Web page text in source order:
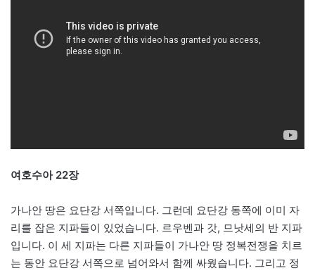
여호수아 22장
가나안 땅은 요단강 서쪽입니다. 그런데 요단강 동쪽에 이미 자
리를 잡은 지파들이 있었습니다. 르우벤과 갓, 므낫세의 반 지파
입니다. 이 세 지파는 다른 지파들이 가나안 땅 정복전쟁을 치르
는 동안 요단강 서쪽으로 넘어와서 함께 싸웠습니다. 그리고 정